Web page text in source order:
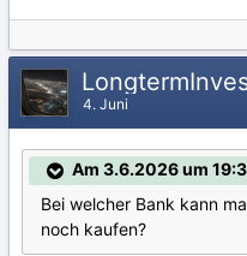
4. Juni
Am 3.6.2026 um
Bei welcher Bank kann
noch kaufen?